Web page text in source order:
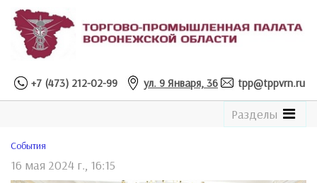
+7 (473) 212-02-99 ул. 9 Января, 36 tpp@tppvrn.ru
See
the
Разделы
Cобытия
16 мая 2024 г., 16:15